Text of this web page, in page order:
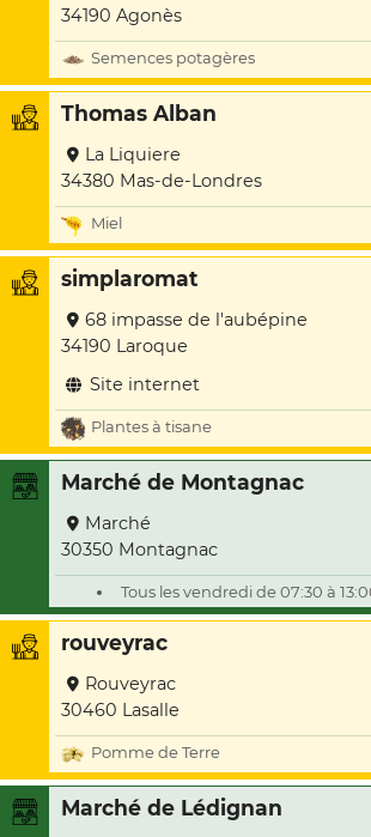
34190 Agonès
Semences potagères
Thomas Alban
La Liquiere
34380 Mas-de-Londres
Miel
simplaromat
68 impasse de l'aubépine
34190 Laroque
Site internet
Plantes à tisane
Marché de Montagnac
Marché
30350 Montagnac
Tous les vendredi de 07:30 à
rouveyrac
Rouveyrac
30460 Lasalle
Pomme de Terre
Marché de Lédignan